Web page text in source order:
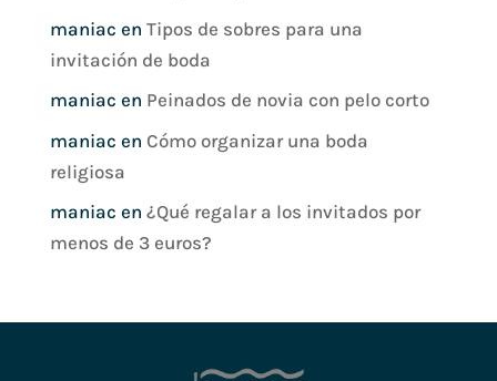
maniac en Tipos de sobres para una
invitación de boda
maniac en Peinados de novia con pelo corto
maniac en Cómo organizar una boda
religiosa
maniac en ¿Qué regalar a los invitados por
menos de 3 euros?